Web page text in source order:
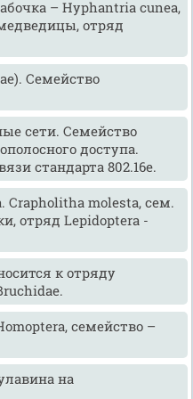
– Hyphantria cunea,
отряд
Семейство
сети. Семейство
доступа.
стандарта 802.16е.
Crapholitha molesta, сем.
отряд Lepidoptera -
к отряду
семейство –
на